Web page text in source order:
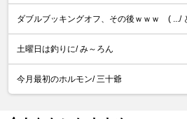
ダブルブッキングオフ、その後ｗｗｗ ( .../
土曜日は釣りに/ み～ろん
今月最初のホルモン/ 三十爺